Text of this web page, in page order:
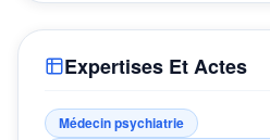
Expertises Et Actes
Médecin psychiatrie